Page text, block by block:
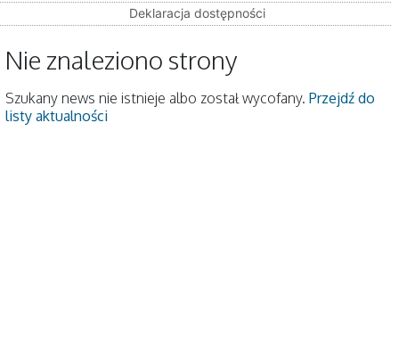
Deklaracja dostępności
Nie znaleziono strony
Szukany news nie istnieje albo został wycofany. Przejdź do
listy aktualności